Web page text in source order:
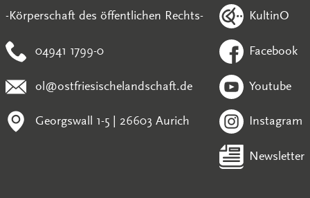
-Körperschaft des öffentlichen Rechts-
04941 1799-0
ol@ostfriesischelandschaft.de
Georgswall 1-5 | 26603 Aurich
KultinO
Facebook
Youtube
Instagram
Newsletter